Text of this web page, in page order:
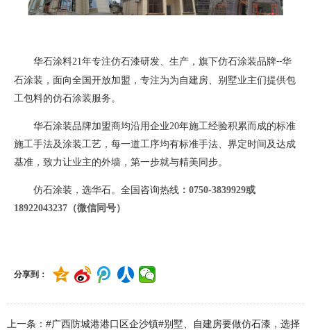
华石涂料21年专注仿石漆研发、生产，旗下仿石涂装品牌--华
石涂装，面向全国开放加盟，专注为为自建房、别墅业主们提供包
工包料的仿石涂装服务。
华石涂装品牌加盟商均沿用企业20年施工经验积累而成的标准
施工手法及涂装工艺，每一道工序均有标准手法、界定时间及达成
基准，致力让业主的外墙，第一步就与精美同步。
仿石涂装，选华石。全国咨询热线 ： 0750-3839929或
18922043237（微信同号）
分享到：
上一条：#广西防城港港口区企沙镇#别墅、自建房要做仿石漆，选择